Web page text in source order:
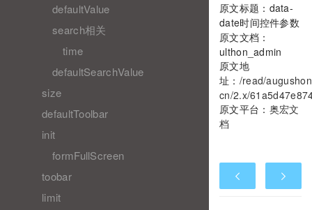
defaultValue
search相关
time
defaultSearchValue
size
defaultToolbar
init
formFullScreen
toobar
limit
原文标题：data-
date时间控件参数
原文文档：
ulthon_admin
原文地
址： /read/
cn/2.x/
原文平台： 奥宏文
档